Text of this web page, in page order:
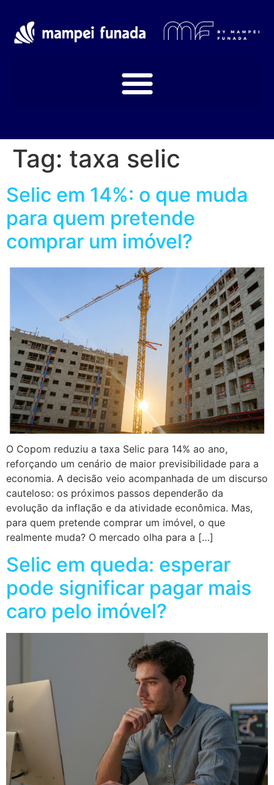
Tag: taxa selic
Selic em 14%: o que muda
para quem pretende
comprar um imóvel?
O Copom reduziu a taxa Selic para 14% ao ano,
reforçando um cenário de maior previsibilidade para a
economia. A decisão veio acompanhada de um discurso
cauteloso: os próximos passos dependerão da
evolução da inflação e da atividade econômica. Mas,
para quem pretende comprar um imóvel, o que
realmente muda? O mercado olha para a […]
Selic em queda: esperar
pode significar pagar mais
caro pelo imóvel?